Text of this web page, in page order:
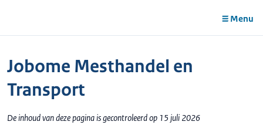
Menu
Jobome Mesthandel en
Transport
De inhoud van deze pagina is gecontroleerd op 15 juli 2026